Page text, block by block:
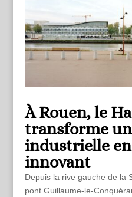
À Rouen, le
transforme
industrielle
innovant
Depuis la rive gauche de la
pont Guillaume-le-